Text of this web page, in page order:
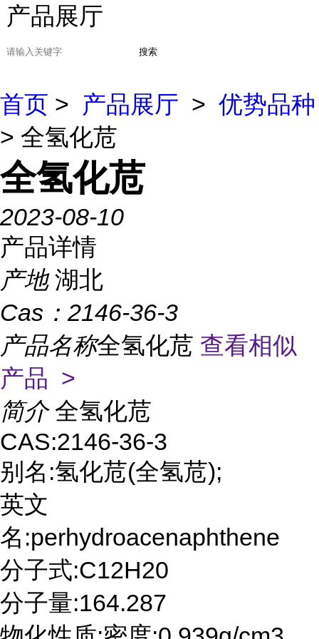
产品展厅
搜索
首页 > 产品展厅 > 优势品种
> 全氢化苊
全氢化苊
2023-08-10
产品详情
产地 湖北
Cas： 2146-36-3
产品名称全氢化苊 查看相似
产品 >
简介 全氢化苊
CAS:2146-36-3
别名:氢化苊(全氢苊);
英文
名:perhydroacenaphthene
分子式:C12H20
分子量:164.287